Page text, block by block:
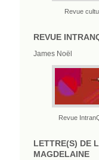
Revue
REVUE
James Noël
Revue
LETTRE(S) DE
MAGDELAINE